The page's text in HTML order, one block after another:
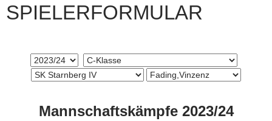
SPIELERFORMULAR
Mannschaftskämpfe 2023/24